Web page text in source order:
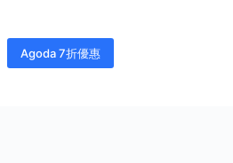
Agoda 7折優惠